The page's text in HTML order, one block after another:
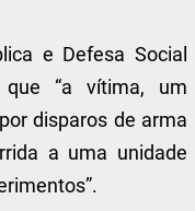
e Defesa Social
que “a vítima, um
disparos de arma
a uma unidade